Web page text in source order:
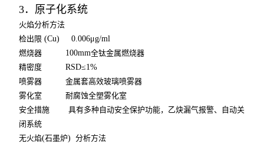
3．原子化系统
火焰分析方法
检出限 (Cu) 0.006μg/ml
燃烧器 100mm全钛金属燃烧器
精密度 RSD≤1%
喷雾器
金属套高效玻璃喷雾器
雾化室
耐腐蚀全塑雾化室
安全措施
具有多种自动安全保护功能，乙炔漏气报警、自动关
闭系统
无火焰(石墨炉)分析方法